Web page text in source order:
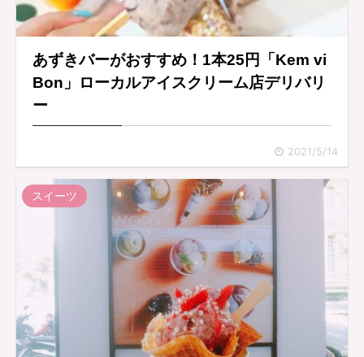
あずきバーがおすすめ！1本25円「Kem vi
Bon」ローカルアイスクリーム店デリバリ
ー
2021/5/14
スイーツ